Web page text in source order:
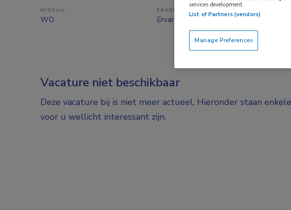
NIVEAU
WO
ERVARING
Ervaren
Vacature niet beschikbaar
Deze vacature bij is niet meer actueel. Hieronder staan
voor u wellicht interessant zijn.
services development.
List of Partners (vendors)
Manage Preferences